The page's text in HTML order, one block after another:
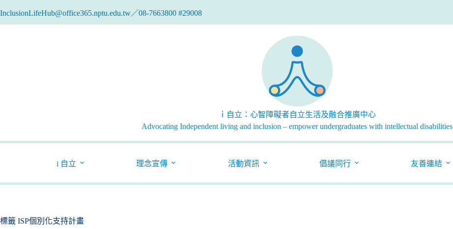
至
InclusionLifeHub@office365.nptu.edu.tw／08-7663800 #29008
ｉ自立：心智障礙者自立生活及融合推廣中心
Advocating Independent living and inclusion – empower undergraduates with intellectual disabilities
i 自立 理念宣傳 活動資訊 倡議同行 友善連結
標籤 ISP個別化支持計畫